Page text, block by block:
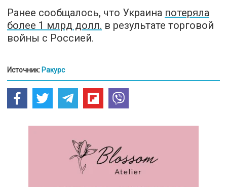
Ранее сообщалось, что Украина потеряла
более 1 млрд долл. в результате торговой
войны с Россией.
Источник: Ракурс